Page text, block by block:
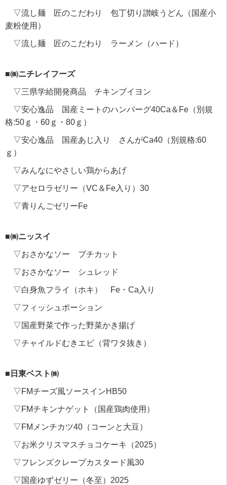
▽流し麺 匠のこだわり 包丁切り讃岐うどん（国産小
麦粉使用）
▽流し麺 匠のこだわり ラーメン（ハード）
■㈱ニチレイフーズ
▽三県学給開発商品 チキンブイヨン
▽安心逸品 国産ミートのハンバーグ40Ca＆Fe（別規
格:50ｇ・60ｇ・80ｇ）
▽安心逸品 国産あじ入り さんがCa40（別規格:60
ｇ）
▽みんなにやさしい鶏からあげ
▽アセロラゼリー（VC＆Fe入り）30
▽青りんごゼリーFe
■㈱ニッスイ
▽おさかなソー プチカット
▽おさかなソー シュレッド
▽白身魚フライ（ホキ） Fe・Ca入り
▽フィッシュポーション
▽国産野菜で作った野菜かき揚げ
▽チャイルドむきエビ（背ワタ抜き）
■日東ベスト㈱
▽FMチーズ風ソースインHB50
▽FMチキンナゲット（国産鶏肉使用）
▽FMメンチカツ40（コーンと大豆）
▽お米クリスマスチョコケーキ（2025）
▽フレンズクレープカスタード風30
▽国産ゆずゼリー（冬至）2025